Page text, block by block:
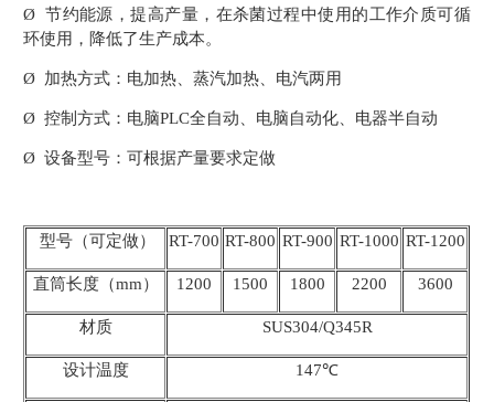
Ø 节约能源，提高产量，在杀菌过程中使用的工作介质可循
环使用，降低了生产成本。
Ø 加热方式：电加热、蒸汽加热、电汽两用
Ø 控制方式：电脑PLC全自动、电脑自动化、电器半自动
Ø 设备型号：可根据产量要求定做
型号（可定做） RT-700 RT-800 RT-900 RT-1000 RT-1200
直筒长度（mm） 1200 1500 1800 2200 3600
材质 SUS304/Q345R
设计温度 147℃